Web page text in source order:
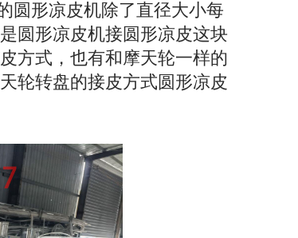
圆形凉皮机除了直径大小每
圆形凉皮机接圆形凉皮这块
方式，也有和摩天轮一样的
轮转盘的接皮方式圆形凉皮